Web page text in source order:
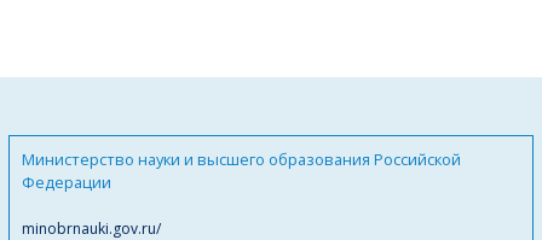
Министерство науки и высшего образования Российской
Федерации
minobrnauki.gov.ru/